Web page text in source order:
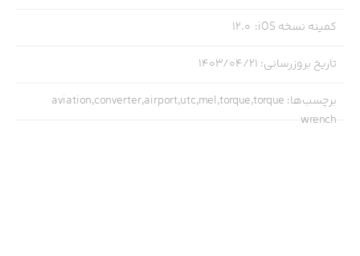
کمینه نسخه iOS :
12.0
تاریخ بروزرسانی: ۱۴۰۳/۰۴/۲۱
برچسب‌ها:
aviation,converter,airport,utc,mel,torque,torque
wrench